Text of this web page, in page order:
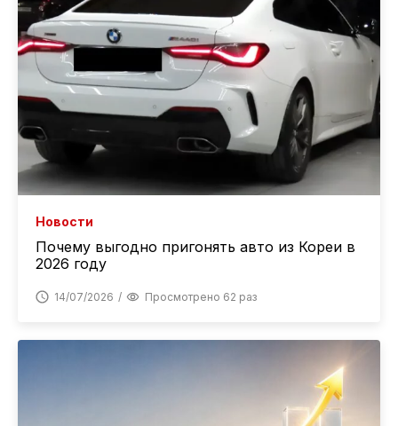
Новости
Почему выгодно пригонять авто из Кореи в
2026 году
14/07/2026 Просмотрено 62 раз